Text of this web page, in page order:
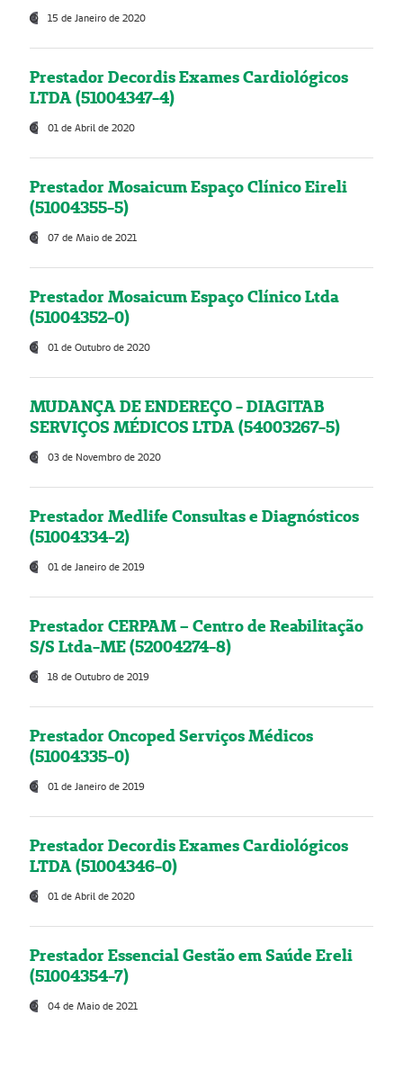
15 de Janeiro de 2020
Prestador Decordis Exames Cardiológicos
LTDA (51004347-4)
01 de Abril de 2020
Prestador Mosaicum Espaço Clínico Eireli
(51004355-5)
07 de Maio de 2021
Prestador Mosaicum Espaço Clínico Ltda
(51004352-0)
01 de Outubro de 2020
MUDANÇA DE ENDEREÇO - DIAGITAB
SERVIÇOS MÉDICOS LTDA (54003267-5)
03 de Novembro de 2020
Prestador Medlife Consultas e Diagnósticos
(51004334-2)
01 de Janeiro de 2019
Prestador CERPAM – Centro de Reabilitação
S/S Ltda-ME (52004274-8)
18 de Outubro de 2019
Prestador Oncoped Serviços Médicos
(51004335-0)
01 de Janeiro de 2019
Prestador Decordis Exames Cardiológicos
LTDA (51004346-0)
01 de Abril de 2020
Prestador Essencial Gestão em Saúde Ereli
(51004354-7)
04 de Maio de 2021